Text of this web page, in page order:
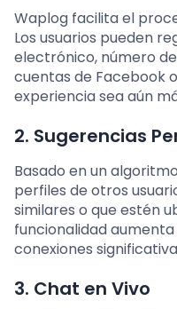
Waplog facilita el
Los usuarios pueden
electrónico, número
cuentas de Facebook
experiencia sea aún
2. Sugerencias
Basado en un
perfiles de otros
similares o que estén
funcionalidad
conexiones
3. Chat en Vivo